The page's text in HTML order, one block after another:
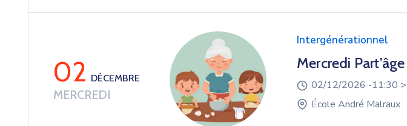
02DÉCEMBRE
MERCREDI
Intergénérationnel
Mercredi Part’âge
02/12/2026 -11:30 >
École André Malraux